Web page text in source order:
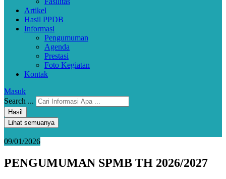
Artikel
Hasil PPDB
Informasi
Pengumuman
Agenda
Prestasi
Foto Kegiatan
Kontak
Masuk
Search ...
Hasil
Lihat semuanya
09/01/2026
PENGUMUMAN SPMB TH 2026/2027